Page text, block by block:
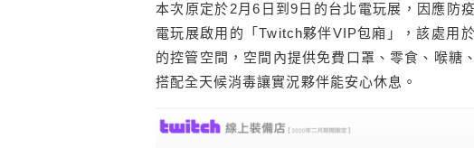
本次原定於2月6日到9日的台北電玩展，因應防
電玩展啟用的「Twitch夥伴VIP包廂」，該處用
的控管空間，空間內提供免費口罩、零食、喉糖
搭配全天候消毒讓實況夥伴能安心休息。